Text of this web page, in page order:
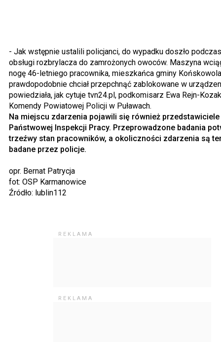
- Jak wstępnie ustalili policjanci, do wypadku doszło podczas
obsługi rozbrylacza do zamrożonych owoców. Maszyna
nogę 46-letniego pracownika, mieszkańca gminy
prawdopodobnie chciał przepchnąć zablokowane w
powiedziała, jak cytuje tvn24.pl, podkomisarz Ewa Rejn-
Komendy Powiatowej Policji w Puławach.
Na miejscu zdarzenia pojawili się również przedstawiciele
Państwowej Inspekcji Pracy. Przeprowadzone badania
trzeźwy stan pracowników, a okoliczności zdarzenia są
badane przez policje.
opr. Bernat Patrycja
fot: OSP Karmanowice
Źródło: lublin112